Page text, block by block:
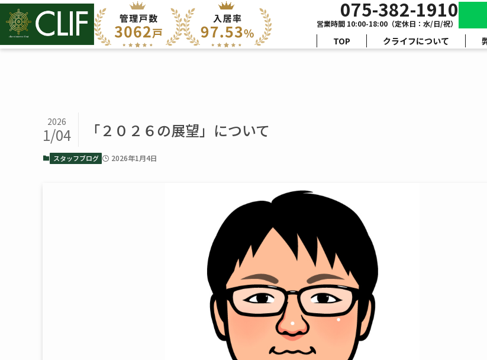
075-382-1910
営業時間 10:00-18:00（定休日：水/日/祝）
TOP クライフについて
「２０２６の展望」について
2026
1/04
スタッフブログ 2026年1月4日